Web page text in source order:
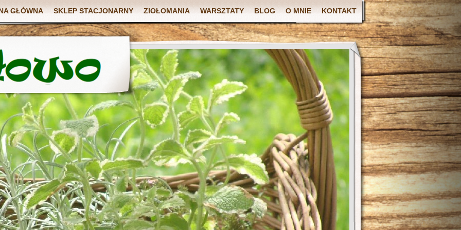
GŁÓWNA SKLEP STACJONARNY ZIOŁOMANIA WARSZTATY BLOG O MNIE KONTAKT